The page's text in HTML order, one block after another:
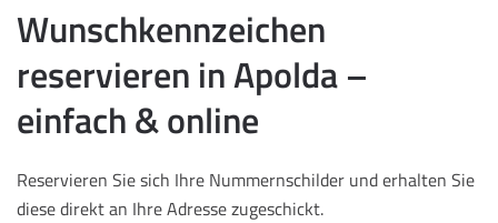
Wunschkennzeichen
reservieren in Apolda –
einfach & online
Reservieren Sie sich Ihre Nummernschilder und erhalten Sie
diese direkt an Ihre Adresse zugeschickt.